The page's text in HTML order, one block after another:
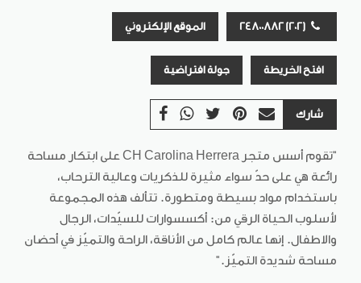
(202) 24800882 الموقع الإلكتروني
افتح الخريطة جولة افتراضية
شارك
"تقوم أسس متجر CH Carolina Herrera على ابتكار مساحة
رائعة هي على حدّ سواء مثيرة للذكريات وعالية الترحاب،
باستخدام مواد بسيطة ومتطورة. تتألف هذه المجموعة
لأسلوب الحياة الرقي من: أكسسوارات للسيّدات، الرجال
والاطفال. إنها عالم كامل من الأناقة، الراحة والتميّز في أحضان
مساحة شديدة التميّز."